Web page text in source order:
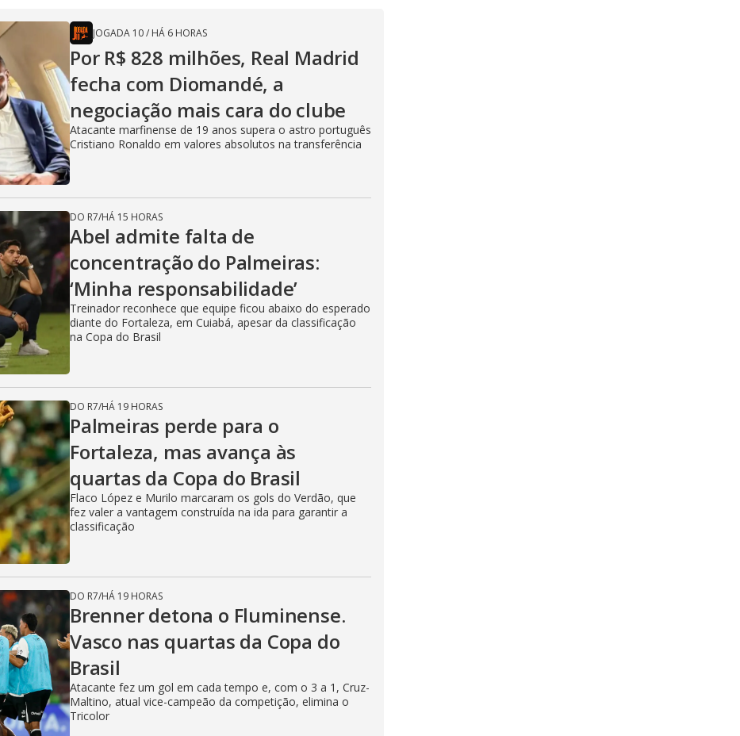
JOGADA 10/ HÁ 6 HORAS
Por R$ 828 milhões, Real Madrid
fecha com Diomandé, a
negociação mais cara do clube
Atacante marfinense de 19 anos supera o astro português
Cristiano Ronaldo em valores absolutos na transferência
DO R7/HÁ 15 HORAS
Abel admite falta de
concentração do Palmeiras:
‘Minha responsabilidade’
Treinador reconhece que equipe ficou abaixo do esperado
diante do Fortaleza, em Cuiabá, apesar da classificação
na Copa do Brasil
DO R7/HÁ 19 HORAS
Palmeiras perde para o
Fortaleza, mas avança às
quartas da Copa do Brasil
Flaco López e Murilo marcaram os gols do Verdão, que
fez valer a vantagem construída na ida para garantir a
classificação
DO R7/HÁ 19 HORAS
Brenner detona o Fluminense.
Vasco nas quartas da Copa do
Brasil
Atacante fez um gol em cada tempo e, com o 3 a 1, Cruz-
Maltino, atual vice-campeão da competição, elimina o
Tricolor